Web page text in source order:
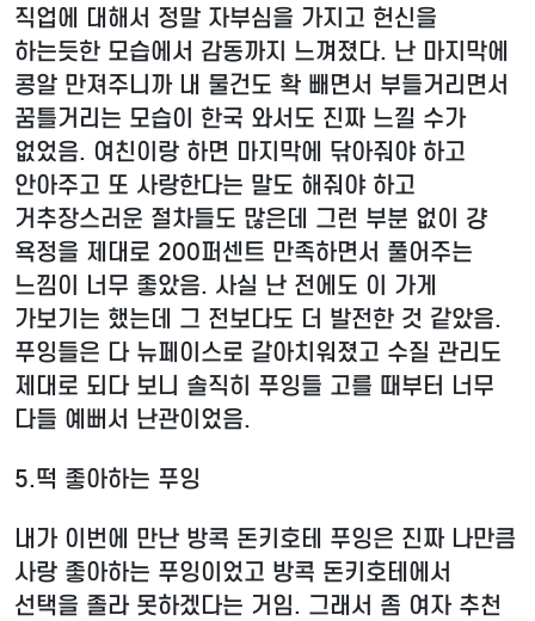
직업에 대해서 정말 자부심을 가지고 헌신을
하는듯한 모습에서 감동까지 느껴졌다. 난 마지막에
콩알 만져주니까 내 물건도 확 빼면서 부들거리면서
꿈틀거리는 모습이 한국 와서도 진짜 느낄 수가
없었음. 여친이랑 하면 마지막에 닦아줘야 하고
안아주고 또 사랑한다는 말도 해줘야 하고
거추장스러운 절차들도 많은데 그런 부분 없이 걍
욕정을 제대로 200퍼센트 만족하면서 풀어주는
느낌이 너무 좋았음. 사실 난 전에도 이 가게
가보기는 했는데 그 전보다도 더 발전한 것 같았음.
푸잉들은 다 뉴페이스로 갈아치워졌고 수질 관리도
제대로 되다 보니 솔직히 푸잉들 고를 때부터 너무
다들 예뻐서 난관이었음.
5.떡 좋아하는 푸잉
내가 이번에 만난 방콕 돈키호테 푸잉은 진짜 나만큼
사랑 좋아하는 푸잉이었고 방콕 돈키호테에서
선택을 졸라 못하겠다는 거임. 그래서 좀 여자 추천